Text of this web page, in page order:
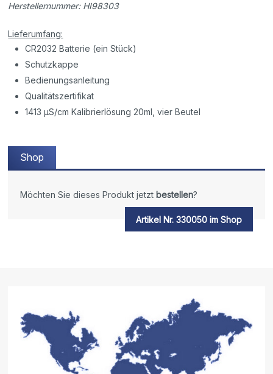
Herstellernummer: HI98303
Lieferumfang:
CR2032 Batterie (ein Stück)
Schutzkappe
Bedienungsanleitung
Qualitätszertifikat
1413 µS/cm Kalibrierlösung 20ml, vier Beutel
Shop
Möchten Sie dieses Produkt jetzt bestellen?
Artikel Nr. 330050 im Shop